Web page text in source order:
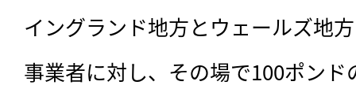
イングランド地方とウェールズ地
事業者に対し、その場で100ポン